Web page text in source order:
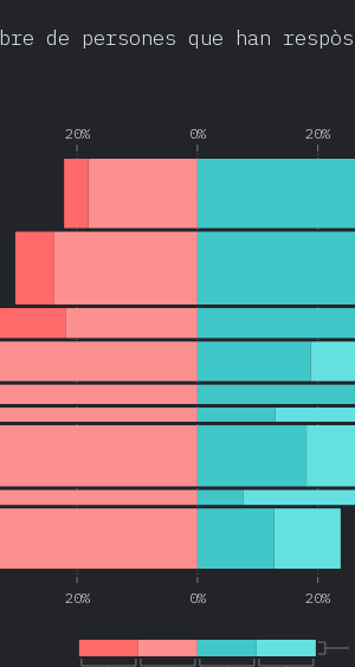
de persones que han
20% 0% 20%
20% 0% 20%